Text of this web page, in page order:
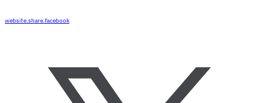
website.share.facebook